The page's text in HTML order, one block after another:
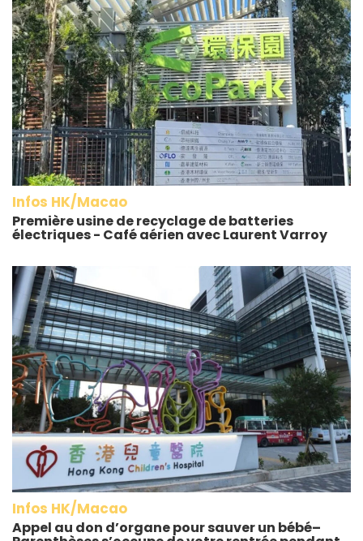
Infos HK/Macao
Première usine de recyclage de batteries
électriques - Café aérien avec Laurent Varroy
Infos HK/Macao
Appel au don d’organe pour sauver un bébé–